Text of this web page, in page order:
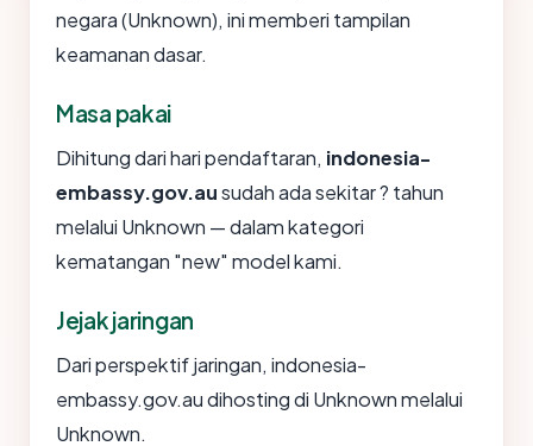
negara (Unknown), ini memberi tampilan
keamanan dasar.
Masa pakai
Dihitung dari hari pendaftaran, indonesia-
embassy.gov.ausudah ada sekitar ? tahun
melalui Unknown — dalam kategori
kematangan "new" model kami.
Jejak jaringan
Dari perspektif jaringan, indonesia-
embassy.gov.au dihosting di Unknown melalui
Unknown.